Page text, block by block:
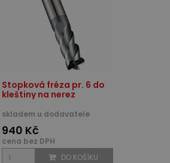
Stopková fréza pr. 6 do
kleštiny na nerez
skladem u dodavatele
940 Kč
cena bez DPH
DO KOŠÍKU